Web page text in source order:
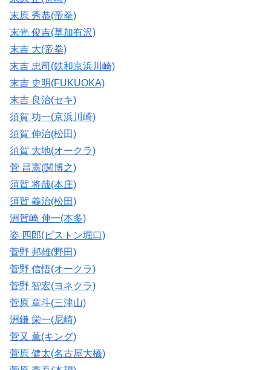
末原 秀恭(帝拳)
末光 俊吉(草加有沢)
末吉 大(帝拳)
末吉 忠司(鉄和京浜川崎)
末吉 史明(FUKUOKA)
末吉 良治(セキ)
須賀 功一(京浜川崎)
須賀 伸治(松田)
須賀 大地(オークラ)
菅 昌憲(関博之)
須賀 将哉(本庄)
須賀 義治(松田)
洲賀崎 伸一(本多)
姿 四郎(ピストン堀口)
菅野 邦雄(野田)
菅野 信悟(オークラ)
菅野 智宏(ヨネクラ)
菅原 章斗(三津山)
洲鎌 栄一(尼崎)
菅又 薫(キング)
菅原 健太(名古屋大橋)